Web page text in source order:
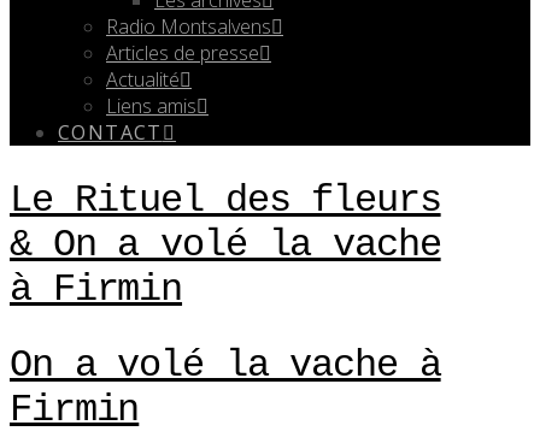
Radio Montsalvens
Articles de presse
Actualité
Liens amis
CONTACT
Le Rituel des fleurs
& On a volé la vache
à Firmin
On a volé la vache à
Firmin